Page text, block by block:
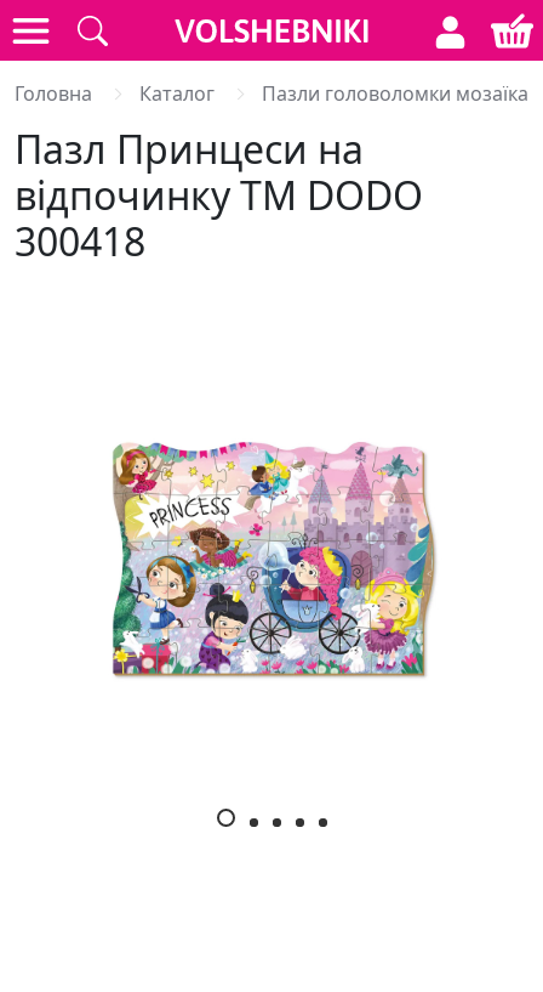
Головна Каталог Пазли головоломки мозаїка
Пазл Принцеси на
відпочинку ТМ DODO
300418